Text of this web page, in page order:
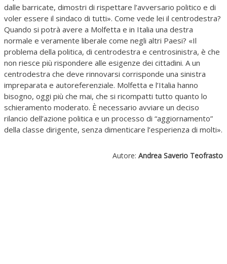
dalle barricate, dimostri di rispettare l’avversario politico e di
voler essere il sindaco di tutti». Come vede lei il centrodestra?
Quando si potrà avere a Molfetta e in Italia una destra
normale e veramente liberale come negli altri Paesi? «Il
problema della politica, di centrodestra e centrosinistra, è che
non riesce più rispondere alle esigenze dei cittadini. A un
centrodestra che deve rinnovarsi corrisponde una sinistra
impreparata e autoreferenziale. Molfetta e l’Italia hanno
bisogno, oggi più che mai, che si ricompatti tutto quanto lo
schieramento moderato. È necessario avviare un deciso
rilancio dell’azione politica e un processo di “aggiornamento”
della classe dirigente, senza dimenticare l’esperienza di molti».
Autore: Andrea Saverio Teofrasto